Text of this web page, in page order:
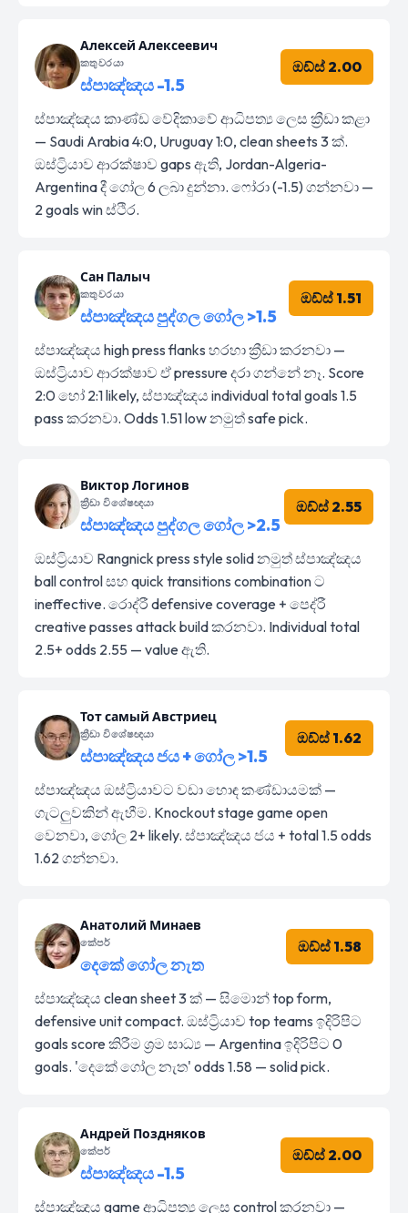
Алексей Алексеевич
කතුවරයා
ස්පාඤ්ඤය -1.5
ඔඩ්ස් 2.00
ස්පාඤ්ඤය කාණ්ඩ වේදිකාවේ ආධිපත්‍ය ලෙස ක්‍රීඩා කළා
— Saudi Arabia 4:0, Uruguay 1:0, clean sheets 3 ක්.
ඔස්ට්‍රියාව ආරක්ෂාව gaps ඇති, Jordan-Algeria-
Argentina දී ගෝල 6 ලබා දුන්නා. ෆෝරා (-1.5) ගන්නවා —
2 goals win ස්ථිර.
Сан Палыч
කතුවරයා
ස්පාඤ්ඤය පුද්ගල ගෝල >1.5
ඔඩ්ස් 1.51
ස්පාඤ්ඤය high press flanks හරහා ක්‍රීඩා කරනවා —
ඔස්ට්‍රියාව ආරක්ෂාව ඒ pressure දරා ගන්නේ නෑ. Score
2:0 හෝ 2:1 likely, ස්පාඤ්ඤය individual total goals 1.5
pass කරනවා. Odds 1.51 low නමුත් safe pick.
Виктор Логинов
ක්‍රීඩා විශේෂඥයා
ස්පාඤ්ඤය පුද්ගල ගෝල >2.5
ඔඩ්ස් 2.55
ඔස්ට්‍රියාව Rangnick press style solid නමුත් ස්පාඤ්ඤය
ball control සහ quick transitions combination ට
ineffective. රොද්රී defensive coverage + පෙද්රී
creative passes attack build කරනවා. Individual total
2.5+ odds 2.55 — value ඇති.
Тот самый Австриец
ක්‍රීඩා විශේෂඥයා
ස්පාඤ්ඤය ජය + ගෝල >1.5
ඔඩ්ස් 1.62
ස්පාඤ්ඤය ඔස්ට්‍රියාවට වඩා හොඳ කණ්ඩායමක් —
ගැටලුවකින් ඇහීම. Knockout stage game open
වෙනවා, ගෝල 2+ likely. ස්පාඤ්ඤය ජය + total 1.5 odds
1.62 ගන්නවා.
Анатолий Минаев
කේපර්
දෙකේ ගෝල නැත
ඔඩ්ස් 1.58
ස්පාඤ්ඤය clean sheet 3 ක් — සිමොන් top form,
defensive unit compact. ඔස්ට්‍රියාව top teams ඉදිරිපිට
goals score කිරීම ශ්‍රම සාධ්‍ය — Argentina ඉදිරිපිට 0
goals. 'දෙකේ ගෝල නැත' odds 1.58 — solid pick.
Андрей Поздняков
කේපර්
ස්පාඤ්ඤය -1.5
ඔඩ්ස් 2.00
ස්පාඤ්ඤය game ආධිපත්‍ය ලෙස control කරනවා —